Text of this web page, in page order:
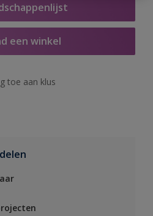
een winkel
toe aan klus